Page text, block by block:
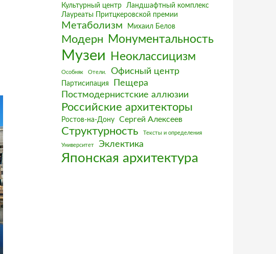
Культурный центр
Ландшафтный комплекс
Лауреаты Притцкеровской премии
Метаболизм Михаил Белов
Модерн Монументальность
Музеи Неоклассицизм
Особняк Отели. Офисный центр
Партисипация
Пещера
Постмодернистские аллюзии
Российские архитекторы
Ростов-на-Дону Сергей Алексеев
Структурность Тексты и определения
Университет Эклектика
Японская архитектура